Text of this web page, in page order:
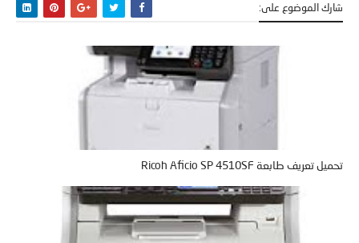
شارك الموضوع على:
تحميل تعريف طابعة Ricoh Aficio SP 4510SF